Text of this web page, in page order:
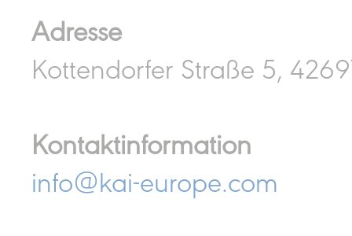
Adresse
Kottendorfer Straße 5,
Kontaktinformation
info@kai-europe.com